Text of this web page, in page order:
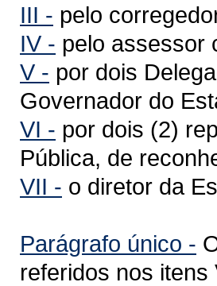
III - pelo
IV - pelo assessor
V - por dois
Governador do
VI - por dois (2)
Pública, de
VII - o diretor da
Parágrafo único -
referidos nos